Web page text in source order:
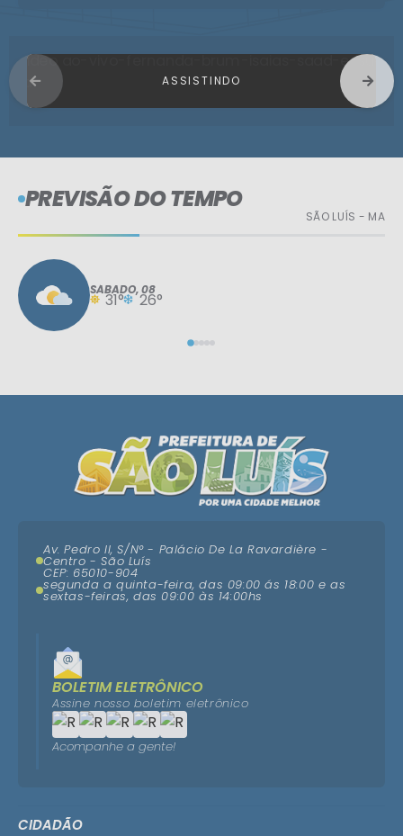
PREVISÃO DO TEMPO
SÃO LUÍS - MA
SÁBADO 08
31° 26°
CIDADÃO
Av. Pedro II, S/N° - Palácio De La Ravardière -
Centro - São Luís
CEP: 65010-904
segunda a quinta-feira, das 09:00 ás 18:00 e as
sextas-feiras, das 09:00 às 14:00hs
BOLETIM ELETRÔNICO
Assine nosso boletim eletrônico
Acompanhe a gente!